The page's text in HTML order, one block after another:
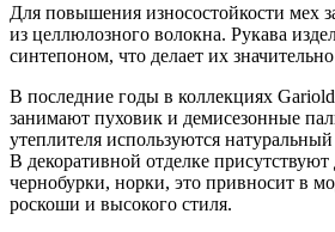
Для повышения износостойкости мех
из целлюлозного волокна. Рукава
синтепоном, что делает их значительно
В последние годы в коллекциях
занимают пуховик и демисезонные
утеплителя используются
В декоративной отделке
чернобурки, норки, это привносит в
роскоши и высокого стиля.